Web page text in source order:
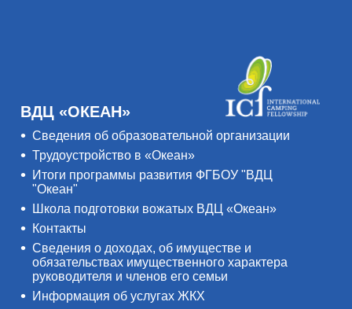
ВДЦ «ОКЕАН»
Сведения об образовательной организации
Трудоустройство в «Океан»
Итоги программы развития ФГБОУ "ВДЦ
"Океан"
Школа подготовки вожатых ВДЦ «Океан»
Контакты
Сведения о доходах, об имуществе и
обязательствах имущественного характера
руководителя и членов его семьи
Информация об услугах ЖКХ